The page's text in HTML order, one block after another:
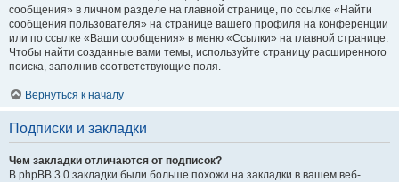
сообщения» в личном разделе на главной странице, по ссылке «Найти
сообщения пользователя» на странице вашего профиля на конференции
или по ссылке «Ваши сообщения» в меню «Ссылки» на главной странице.
Чтобы найти созданные вами темы, используйте страницу расширенного
поиска, заполнив соответствующие поля.
Вернуться к началу
Подписки и закладки
Чем закладки отличаются от подписок?
В phpBB 3.0 закладки были больше похожи на закладки в вашем веб-